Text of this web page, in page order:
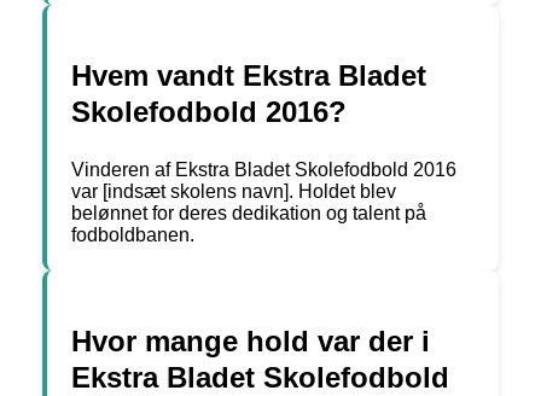
Hvem vandt Ekstra Bladet
Skolefodbold 2016?
Vinderen af Ekstra Bladet Skolefodbold 2016
var [indsæt skolens navn]. Holdet blev
belønnet for deres dedikation og talent på
fodboldbanen.
Hvor mange hold var der i
Ekstra Bladet Skolefodbold